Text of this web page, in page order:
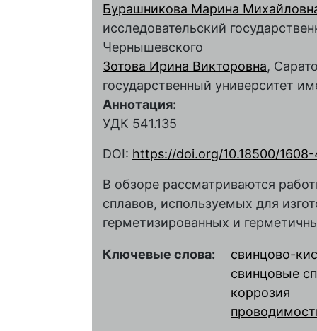
Бурашникова Марина
исследовательский
Чернышевского
Зотова Ирина Викторовна,
государственный университет
Аннотация:
УДК 541.135
DOI: https://doi.org/10.18500/
В обзоре рассматриваются
сплавов, используемых для
герметизированных и
Ключевые слова:
свинцово-
свинцовые
коррозия